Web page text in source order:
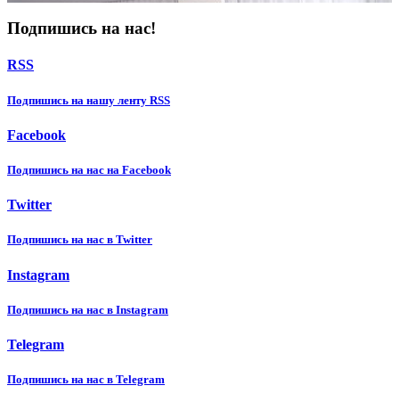
Подпишись на нас!
RSS
Подпишиcь на нашу ленту RSS
Facebook
Подпишиcь на нас на Facebook
Twitter
Подпишиcь на нас в Twitter
Instagram
Подпишиcь на нас в Instagram
Telegram
Подпишиcь на нас в Telegram